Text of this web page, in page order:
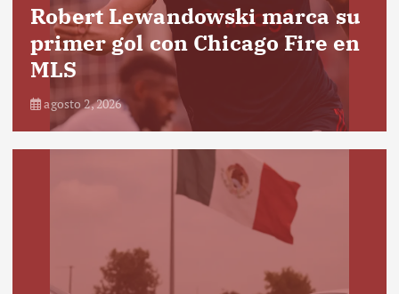
Robert Lewandowski marca su
primer gol con Chicago Fire en
MLS
agosto 2, 2026